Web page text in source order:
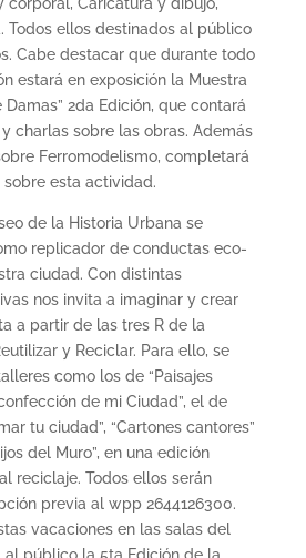
Todos ellos destinados al público
Cabe destacar que durante todo
estará en exposición la Muestra
2da Edición, que contará
charlas sobre las obras. Además
Ferromodelismo, completará
esta actividad.
de la Historia Urbana se
replicador de conductas eco-
ciudad. Con distintas
nos invita a imaginar y crear
a partir de las tres R de la
y Reciclar. Para ello, se
como los de “Paisajes
de mi Ciudad”, el de
tu ciudad”, “Cartones cantores”
del Muro”, en una edición
reciclaje. Todos ellos serán
previa al wpp 2644126300.
vacaciones en las salas del
al público la 5ta Edición de la